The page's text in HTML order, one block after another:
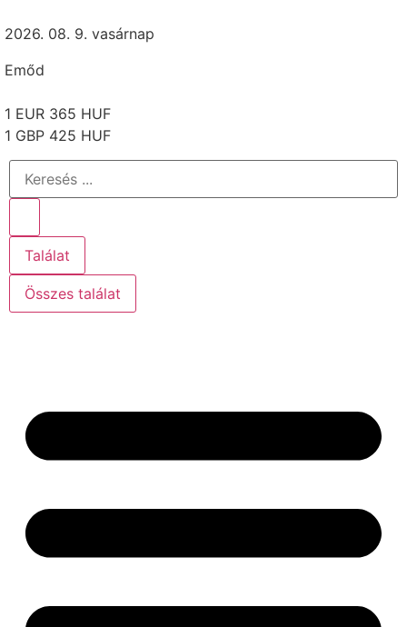
2026. 08. 9. vasárnap
Emőd
1 EUR 365 HUF
1 GBP 425 HUF
Találat
Összes találat